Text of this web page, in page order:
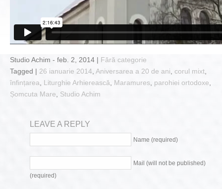
Studio Achim - feb. 2, 2014 | Fără categorie
Tagged | 26 ianuarie 2014 Aniversarea a 20 de ani corul mixt
înfințarea
Liturghie Arhierească Maramures parohiei ortodoxe
Șomcuta Mare
Studio Achim
LEAVE A REPLY
Name (required)
Mail (will not be published)
(required)